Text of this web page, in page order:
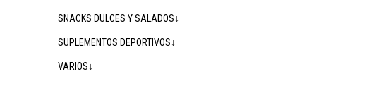
SNACKS DULCES Y SALADOS↓
SUPLEMENTOS DEPORTIVOS↓
VARIOS↓